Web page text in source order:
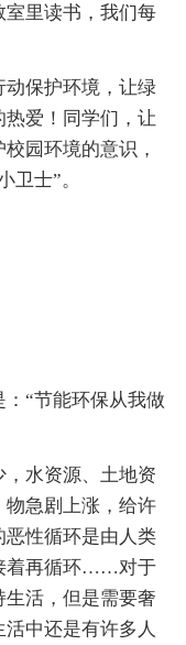
里读书，我们每
保护环境，让绿
爱！同学们，让
园环境的意识，
卫士”。
“节能环保从我做
水资源、土地资
急剧上涨，给许
恶性循环是由人类
着再循环……对于
活，但是需要奢
中还是有许多人